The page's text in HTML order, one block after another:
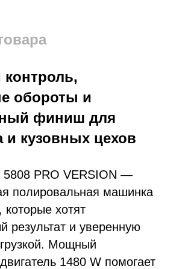
обороты и
финиш для
и кузовных цехов
PRO VERSION —
полировальная машинка
хотят
результат и уверенную
Мощный
1480 W помогает